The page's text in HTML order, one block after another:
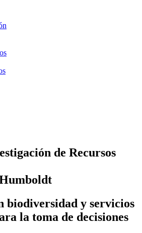
de Recursos
biodiversidad y servicios
la toma de decisiones